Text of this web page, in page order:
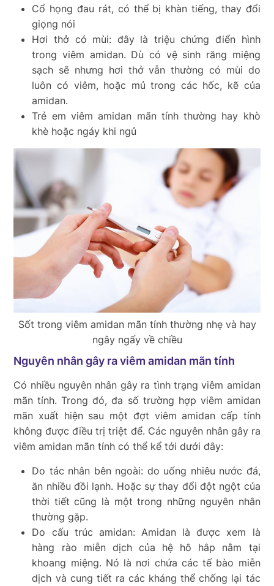
Cổ họng đau rát, có thể bị khàn tiếng, thay đổi
giọng nói
Hơi thở có mùi: đây là triệu chứng điển hình
trong viêm amidan. Dù có vệ sinh răng miệng
sạch sẽ nhưng hơi thở vẫn thường có mùi do
luôn có viêm, hoặc mủ trong các hốc, kẽ của
amidan.
Trẻ em viêm amidan mãn tính thường hay khò
khè hoặc ngáy khi ngủ
Sốt trong viêm amidan mãn tính thường nhẹ và hay
ngây ngấy về chiều
Nguyên nhân gây ra viêm amidan mãn tính
Có nhiều nguyên nhân gây ra tình trạng viêm amidan
mãn tính. Trong đó, đa số trường hợp viêm amidan
mãn xuất hiện sau một đợt viêm amidan cấp tính
không được điều trị triệt để. Các nguyên nhân gây ra
viêm amidan mãn tính có thể kể tới dưới đây:
Do tác nhân bên ngoài: do uống nhiêu nước đá,
ăn nhiều đồi lạnh. Hoặc sự thay đổi đột ngột của
thời tiết cũng là một trong những nguyên nhân
thường gặp.
Do cấu trúc amidan: Amidan là được xem là
hàng rào miễn dịch của hệ hô hâp nằm tại
khoang miệng. Nó là nơi chứa các tế bào miễn
dịch và cung tiết ra các kháng thể chống lại tác